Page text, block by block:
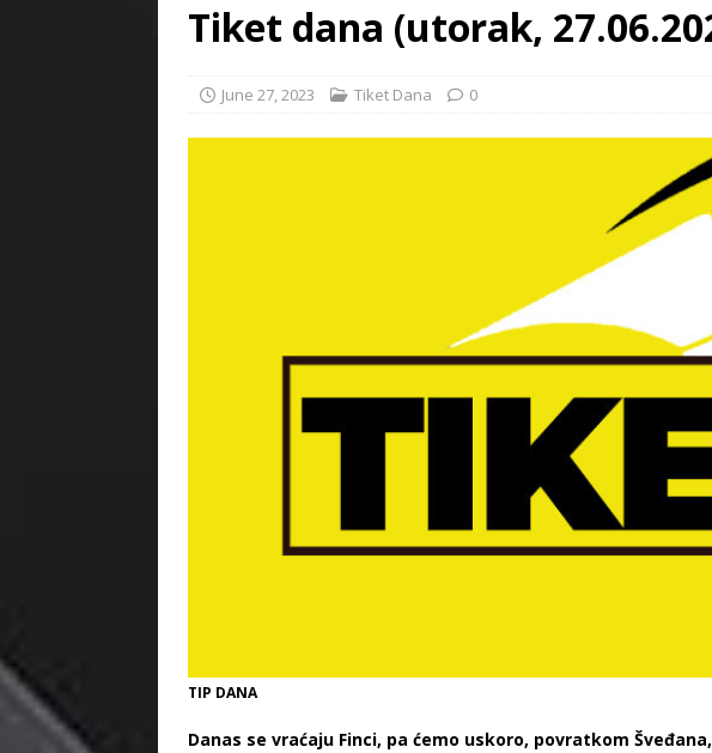
Tiket dana (utorak,
June 27, 2023 Tiket Dana 0
TIP DANA
Danas se vraćaju Finci, pa ćemo uskoro, povratkom